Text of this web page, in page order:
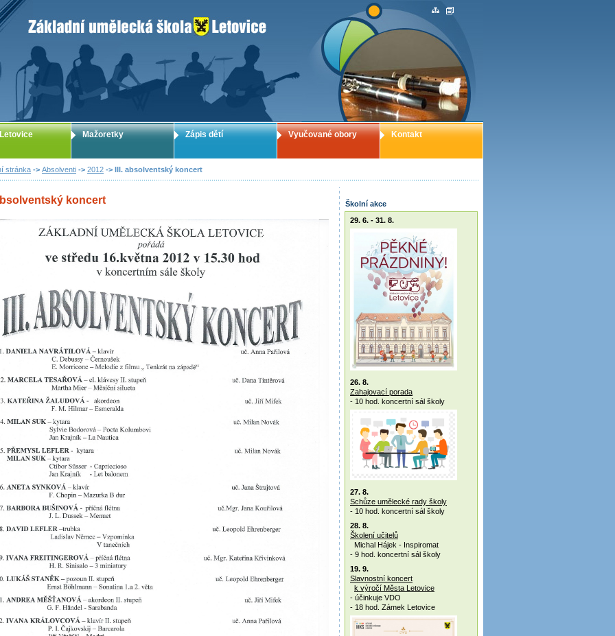
ZUŠ Letovice - Základní umělecká škola
stránka -> Absolventi -> 2012 -> III. absolventský koncert
koncert
Školní akce
29. 6. - 31. 8.
26. 8.
Zahajovací porada
- 10 hod. koncertní sál školy
27. 8.
Schůze umělecké rady školy
- 10 hod. koncertní sál školy
28. 8.
Školení učitelů
Michal Hájek - Inspiromat
- 9 hod. koncertní sál školy
19. 9.
Slavnostní koncert
k výročí Města Letovice
- účinkuje VDO
- 18 hod. Zámek Letovice
Mažoretky Zápis dětí Vyučované obory Kontakt